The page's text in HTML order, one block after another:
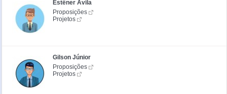
Estêner Ávila
Proposições
Projetos
Gilson Júnior
Proposições
Projetos